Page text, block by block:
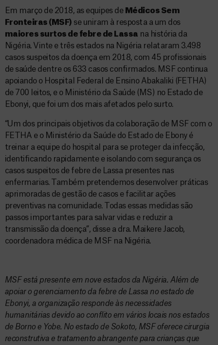
Em março de 2018, as equipes de Médicos Sem
Fronteiras (MSF) se uniram à resposta a um dos
maiores surtos de febre de Lassa na história da
Nigéria. Vinte e três estados na Nigéria relataram 3.498
casos suspeitos da doença em 2018, com 45 profissionais
de saúde dentre os 633 casos confirmados. MSF continua
apoiando o Hospital Federal de Ensino Abakaliki (FETHA)
de 700 leitos, e o Ministério da Saúde (MS) no Estado de
Ebonyi, que foi um dos mais afetados pelo surto.
“Um dos principais objetivos da colaboração de MSF com o
FETHA e o Ministério da Saúde do Estado de Ebony é
treinar a equipe do hospital para se proteger da infecção,
identificando rapidamente e isolando com segurança os
casos suspeitos de febre de Lassa presentes nas
enfermarias. Também pretendemos desenvolver práticas
aprimoradas de gestão de casos e facilitar ações
preventivas na comunidade. Todas essas medidas são
passos importantes para salvar vidas e reduzir a
transmissão da doença”, disse a dra. Maikere Jacob,
coordenadora médica de MSF na Nigéria.
MSF está presente em nove estados da Nigéria. Além de
apoiar o gerenciamento da febre de Lassa no estado de
Ebonyi, a organização responde às necessidades
humanitárias devido ao conflito em vários locais nos estados
de Borno e Yobe. No estado de Sokoto, MSF oferece cirurgia
reconstrutiva e tratamento abrangente para crianças que